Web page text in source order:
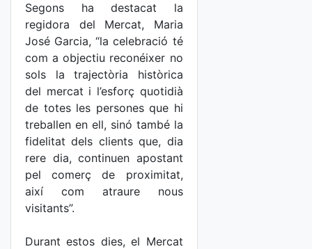
Segons ha destacat la
regidora del Mercat, Maria
José Garcia, “la celebració té
com a objectiu reconéixer no
sols la trajectòria històrica
del mercat i l’esforç quotidià
de totes les persones que hi
treballen en ell, sinó també la
fidelitat dels clients que, dia
rere dia, continuen apostant
pel comerç de proximitat,
així com atraure nous
visitants”.
Durant estos dies, el Mercat